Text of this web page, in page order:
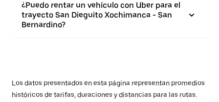
¿Puedo rentar un vehículo con Uber para el
trayecto San Dieguito Xochimanca - San
Bernardino?
Los datos presentados en esta página representan promedios
históricos de tarifas, duraciones y distancias para las rutas.